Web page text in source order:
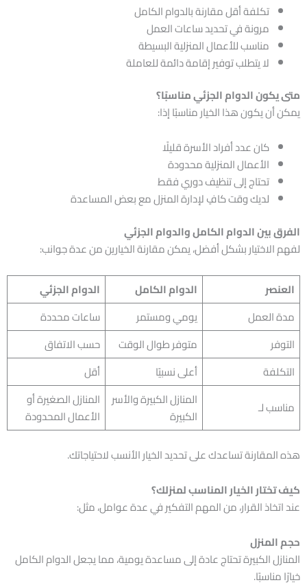
تكلفة أقل مقارنة بالدوام الكامل
مرونة في تحديد ساعات العمل
مناسب للأعمال المنزلية البسيطة
لا يتطلب توفير إقامة دائمة للعاملة
متى يكون الدوام الجزئي مناسبًا؟
يمكن أن يكون هذا الخيار مناسبًا إذا:
كان عدد أفراد الأسرة قليلًا
الأعمال المنزلية محدودة
تحتاج إلى تنظيف دوري فقط
لديك وقت كافٍ لإدارة المنزل مع بعض المساعدة
الفرق بين الدوام الكامل والدوام الجزئي
لفهم الاختيار بشكل أفضل، يمكن مقارنة الخيارين من عدة جوانب:
العنصر الدوام الكامل
الدوام الجزئي
مدة العمل
يومي ومستمر
ساعات محددة
التوفر
متوفر طوال الوقت
حسب الاتفاق
التكلفة
أعلى نسبيًا
أقل
مناسب لـ
المنازل الكبيرة والأسر
الكبيرة
المنازل الصغيرة أو
الأعمال المحدودة
هذه المقارنة تساعدك على تحديد الخيار الأنسب لاحتياجاتك.
كيف تختار الخيار المناسب لمنزلك؟
عند اتخاذ القرار، من المهم التفكير في عدة عوامل، مثل:
حجم المنزل
المنازل الكبيرة تحتاج عادة إلى مساعدة يومية، مما يجعل الدوام الكامل
خيارًا مناسبًا.